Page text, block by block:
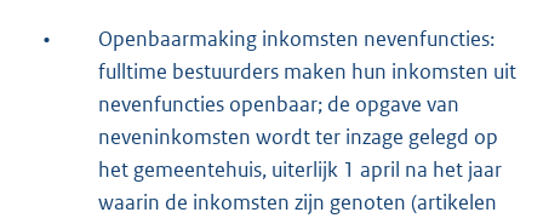
•
Openbaarmaking inkomsten nevenfuncties:
fulltime bestuurders maken hun inkomsten uit
nevenfuncties openbaar; de opgave van
neveninkomsten wordt ter inzage gelegd op
het gemeentehuis, uiterlijk 1 april na het jaar
waarin de inkomsten zijn genoten (artikelen